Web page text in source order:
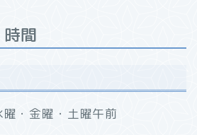
間
曜・金曜・土曜午前